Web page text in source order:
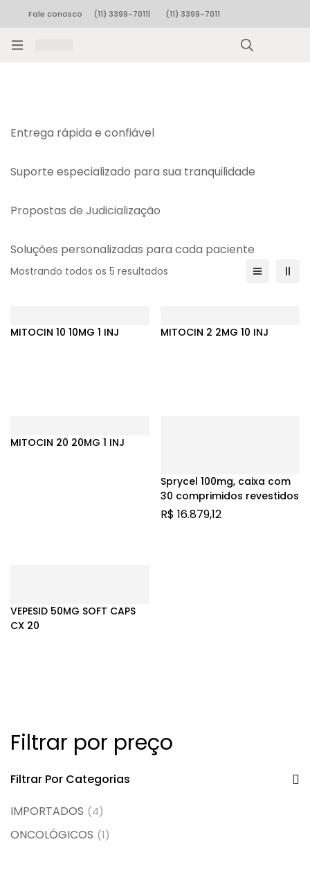
Fale conosco (11) 3399-7011|
(11) 3399-7011
Entrega rápida e confiável
Suporte especializado para sua tranquilidade
Propostas de Judicialização
Soluções personalizadas para cada paciente
Filtrar por preço
Filtrar Por Categorias
IMPORTADOS (4)
ONCOLÓGICOS (1)
Mostrando todos os 5 resultados
MITOCIN 10 10MG 1 INJ MITOCIN 2 2MG 10 INJ
MITOCIN 20 20MG 1 INJ
Sprycel 100mg, caixa com
30 comprimidos revestidos
R$ 16.879,12
VEPESID 50MG SOFT CAPS
CX 20